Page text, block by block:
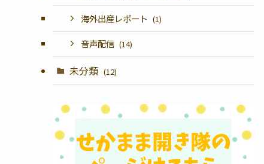
海外出産レポート (1)
音声配信 (14)
未分類 (12)